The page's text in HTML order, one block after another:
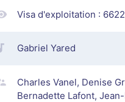
Visa d'exploitation :
Gabriel Yared
Charles Vanel, Denise
Bernadette Lafont,